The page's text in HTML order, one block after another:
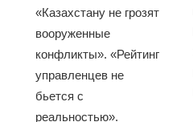
«Казахстану не грозят
вооруженные
конфликты». «Рейтинг
управленцев не
бьется с
реальностью».